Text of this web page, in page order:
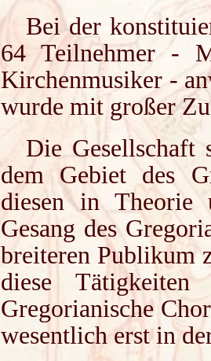
Bei der
64 Teilnehmer -
Kirchenmusiker -
wurde mit großer
Die Gesellschaft
dem Gebiet des
diesen in Theorie
Gesang des
breiteren Publikum
diese
Gregorianische
wesentlich erst in